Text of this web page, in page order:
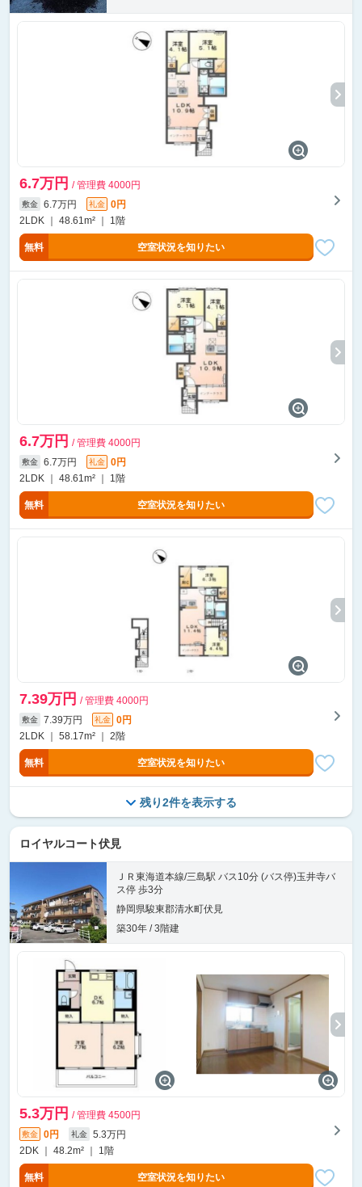
6.7万円 / 管理費 4000円
敷金 6.7万円 礼金
0円
2LDK ｜ 48.61m² ｜ 1階
無料 空室状況を知りたい
6.7万円 / 管理費 4000円
敷金 6.7万円 礼金
0円
2LDK ｜ 48.61m² ｜ 1階
無料 空室状況を知りたい
7.39万円 / 管理費 4000円
敷金 7.39万円 礼金
0円
2LDK ｜ 58.17m² ｜ 2階
無料 空室状況を知りたい
残り2件を表示する
ロイヤルコート伏見
ＪＲ東海道本線/三島駅 バス10分 (バス停)玉井寺バ
ス停 歩3分
静岡県駿東郡清水町伏見
築30年 / 3階建
5.3万円 / 管理費 4500円
敷金 0円 礼金
5.3万円
2DK ｜ 48.2m² ｜ 1階
無料 空室状況を知りたい